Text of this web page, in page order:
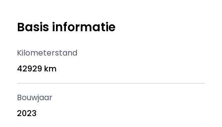
Basis informatie
Kilometerstand
42929 km
Bouwjaar
2023